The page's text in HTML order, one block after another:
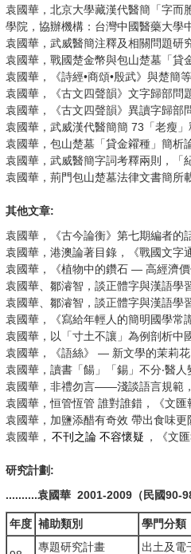
袁國華，北京大學藏漢代醫簡「字而
學院，協辦機構：台灣中國醫藥大學
袁國華，武威醫簡注釋及相關問題研
袁國華，戰國楚金幣與包山楚墓「貸
袁國華，《詩經•商頌•殷武》與楚簡
袁國華，《古文四聲韻》文字歸部問
袁國華，《古文四聲韻》異讀字歸部
袁國華，武威漢代醫簡簡 73「老瘦
袁國華，包山楚墓「貸金糴種」簡析
袁國華，武威醫簡字詞考釋兩則，「
袁國華，荊門包山楚墓法律文書簡所
其他文章:
袁國華，《古今論衡》第七期編者的
袁國華，港澳論著目錄，《戰國文字
袁國華，《植物中的鑽石 — 高經濟
袁國華、鄒濬智，談正體字與漢語學
袁國華、鄒濬智，談正體字與漢語學
袁國華，《寫給年輕人的簡明國學常
袁國華，以「寸土不讓」為例剖析中
袁國華，《語絲》 — 新文學的茉莉
袁國華，讀書「餳」「錫」不分‧醫
袁國華，非禮勿言——淺談語言規範
袁國華，恒管恆管 誰對誰錯，《文匯
袁國華，加鹽添醋有奇效 帶出食味
袁國華， 不刊之論 不容懷疑 ，《文
研究計劃:
..........袁國華 2001-2009（民國90-
年度 補助類別 學門分類
專題研究計畫 出土及電